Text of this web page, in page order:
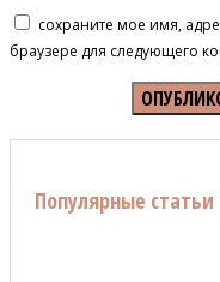
сохраните мое имя,
браузере для следующего
Популярные статьи